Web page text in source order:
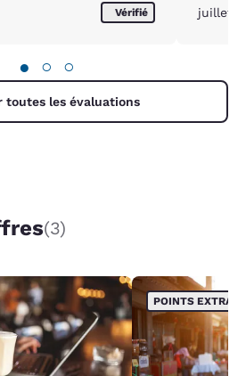
Vérifié juillet
● ○ ○
toutes les évaluations
(3)
POINTS EXTRA